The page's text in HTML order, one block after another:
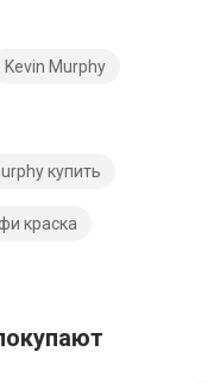
Kevin Murphy
купить
краска